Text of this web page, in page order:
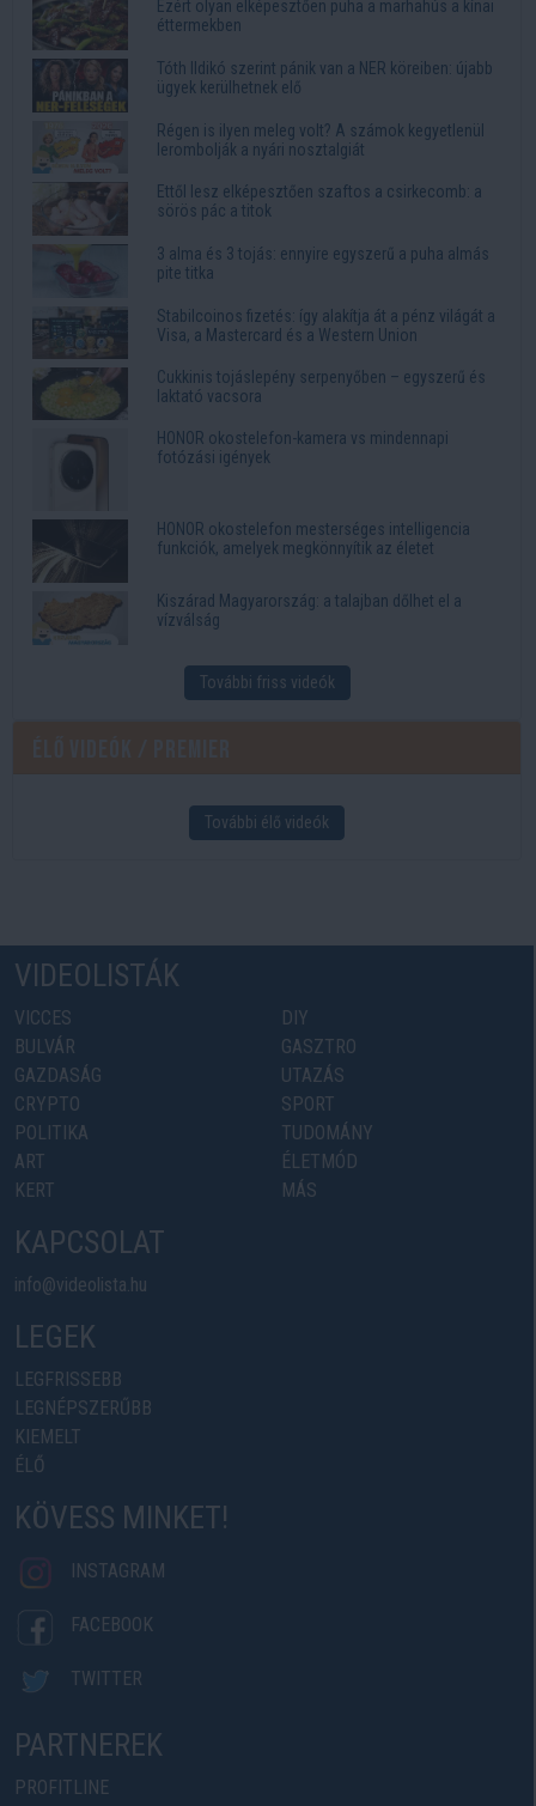
Ezért olyan elképesztően puha a marhahús a kínai
éttermekben
Tóth Ildikó szerint pánik van a NER köreiben: újabb
ügyek kerülhetnek elő
Régen is ilyen meleg volt? A számok kegyetlenül
lerombolják a nyári nosztalgiát
Ettől lesz elképesztően szaftos a csirkecomb: a
sörös pác a titok
3 alma és 3 tojás: ennyire egyszerű a puha almás
pite titka
Stabilcoinos fizetés: így alakítja át a pénz világát a
Visa, a Mastercard és a Western Union
Cukkinis tojáslepény serpenyőben – egyszerű és
laktató vacsora
HONOR okostelefon-kamera vs mindennapi
fotózási igények
HONOR okostelefon mesterséges intelligencia
funkciók, amelyek megkönnyítik az életet
Kiszárad Magyarország: a talajban dőlhet el a
vízválság
További friss videók
További élő videók
VIDEOLISTÁK
VICCES
BULVÁR
GAZDASÁG
CRYPTO
POLITIKA
ART
KERT
DIY
GASZTRO
UTAZÁS
SPORT
TUDOMÁNY
ÉLETMÓD
MÁS
KAPCSOLAT
info@videolista.hu
LEGEK
LEGFRISSEBB
LEGNÉPSZERŰBB
KIEMELT
ÉLŐ
KÖVESS MINKET!
INSTAGRAM
FACEBOOK
TWITTER
PARTNEREK
PROFITLINE